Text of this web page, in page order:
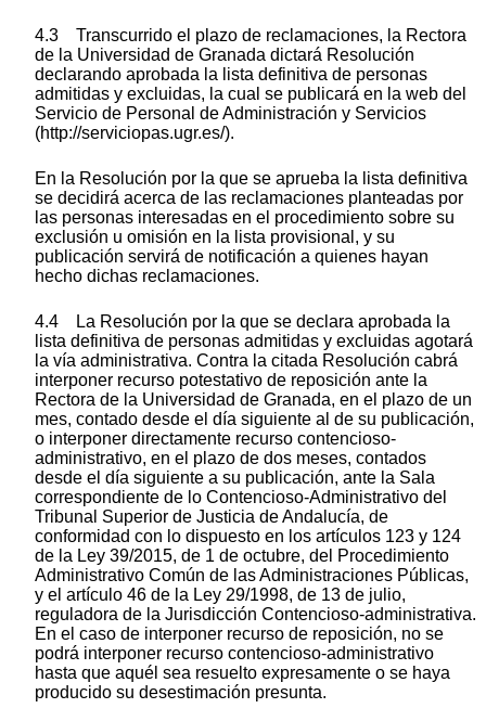
4.3 Transcurrido el plazo de reclamaciones, la Rectora
de la Universidad de Granada dictará Resolución
declarando aprobada la lista definitiva de personas
admitidas y excluidas, la cual se publicará en la web del
Servicio de Personal de Administración y Servicios
(http://serviciopas.ugr.es/).
En la Resolución por la que se aprueba la lista definitiva
se decidirá acerca de las reclamaciones planteadas por
las personas interesadas en el procedimiento sobre su
exclusión u omisión en la lista provisional, y su
publicación servirá de notificación a quienes hayan
hecho dichas reclamaciones.
4.4 La Resolución por la que se declara aprobada la
lista definitiva de personas admitidas y excluidas agotará
la vía administrativa. Contra la citada Resolución cabrá
interponer recurso potestativo de reposición ante la
Rectora de la Universidad de Granada, en el plazo de un
mes, contado desde el día siguiente al de su publicación,
o interponer directamente recurso contencioso-
administrativo, en el plazo de dos meses, contados
desde el día siguiente a su publicación, ante la Sala
correspondiente de lo Contencioso-Administrativo del
Tribunal Superior de Justicia de Andalucía, de
conformidad con lo dispuesto en los artículos 123 y 124
de la Ley 39/2015, de 1 de octubre, del Procedimiento
Administrativo Común de las Administraciones Públicas,
y el artículo 46 de la Ley 29/1998, de 13 de julio,
reguladora de la Jurisdicción Contencioso-administrativa.
En el caso de interponer recurso de reposición, no se
podrá interponer recurso contencioso-administrativo
hasta que aquél sea resuelto expresamente o se haya
producido su desestimación presunta.